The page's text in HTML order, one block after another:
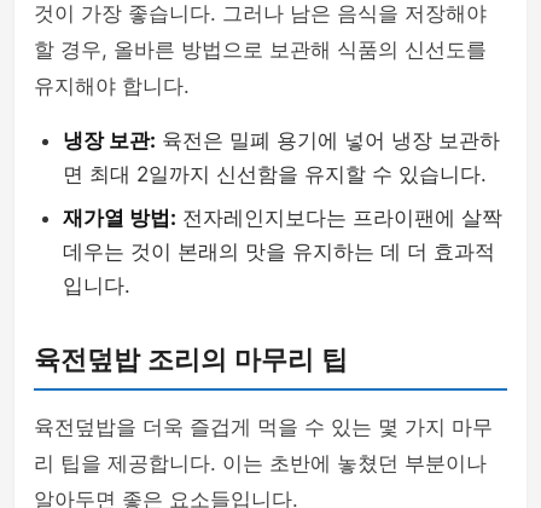
것이 가장 좋습니다. 그러나 남은 음식을 저장해야
할 경우, 올바른 방법으로 보관해 식품의 신선도를
유지해야 합니다.
냉장 보관: 육전은 밀폐 용기에 넣어 냉장 보관하
면 최대 2일까지 신선함을 유지할 수 있습니다.
재가열 방법: 전자레인지보다는 프라이팬에 살짝
데우는 것이 본래의 맛을 유지하는 데 더 효과적
입니다.
육전덮밥 조리의 마무리 팁
육전덮밥을 더욱 즐겁게 먹을 수 있는 몇 가지 마무
리 팁을 제공합니다. 이는 초반에 놓쳤던 부분이나
알아두면 좋은 요소들입니다.